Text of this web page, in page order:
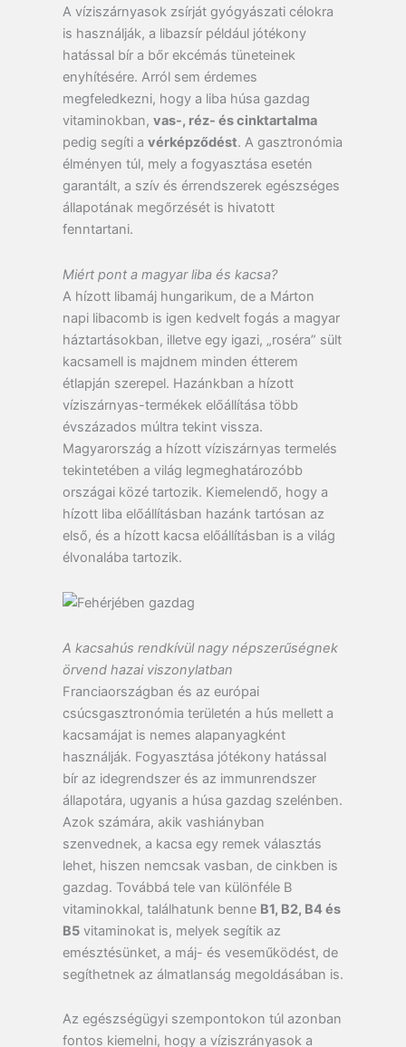
A víziszárnyasok zsírját gyógyászati célokra
is használják, a libazsír például jótékony
hatással bír a bőr ekcémás tüneteinek
enyhítésére. Arról sem érdemes
megfeledkezni, hogy a liba húsa gazdag
vitaminokban, vas-, réz- és cinktartalma
pedig segíti a vérképződést. A gasztronómia
élményen túl, mely a fogyasztása esetén
garantált, a szív és érrendszerek egészséges
állapotának megőrzését is hivatott
fenntartani.
Miért pont a magyar liba és kacsa?
A hízott libamáj hungarikum, de a Márton
napi libacomb is igen kedvelt fogás a magyar
háztartásokban, illetve egy igazi, „roséra” sült
kacsamell is majdnem minden étterem
étlapján szerepel. Hazánkban a hízott
víziszárnyas-termékek előállítása több
évszázados múltra tekint vissza.
Magyarország a hízott víziszárnyas termelés
tekintetében a világ legmeghatározóbb
országai közé tartozik. Kiemelendő, hogy a
hízott liba előállításban hazánk tartósan az
első, és a hízott kacsa előállításban is a világ
élvonalába tartozik.
A kacsahús rendkívül nagy népszerűségnek
örvend hazai viszonylatban
Franciaországban és az európai
csúcsgasztronómia területén a hús mellett a
kacsamájat is nemes alapanyagként
használják. Fogyasztása jótékony hatással
bír az idegrendszer és az immunrendszer
állapotára, ugyanis a húsa gazdag szelénben.
Azok számára, akik vashiányban
szenvednek, a kacsa egy remek választás
lehet, hiszen nemcsak vasban, de cinkben is
gazdag. Továbbá tele van különféle B
vitaminokkal, találhatunk benne B1, B2, B4 és
B5vitaminokat is, melyek segítik az
emésztésünket, a máj- és veseműködést, de
segíthetnek az álmatlanság megoldásában is.
Az egészségügyi szempontokon túl azonban
fontos kiemelni, hogy a víziszrányasok a